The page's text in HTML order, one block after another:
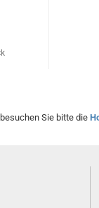
Sie bitte die